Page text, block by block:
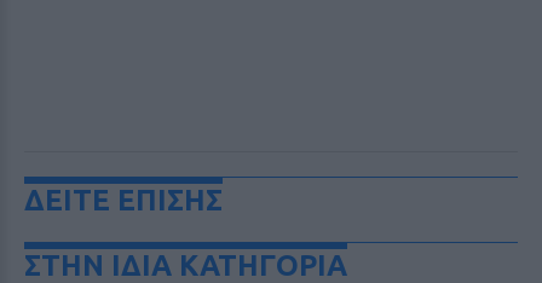
ΔΕΙΤΕ ΕΠΙΣΗΣ
ΣΤΗΝ ΙΔΙΑ ΚΑΤΗΓΟΡΙΑ